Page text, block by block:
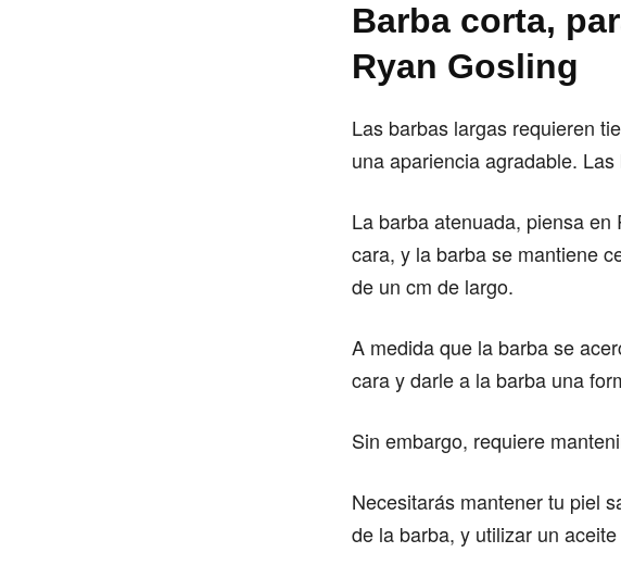
Barba corta,
Ryan Gosling
Las barbas largas requieren
una apariencia agradable.
La barba atenuada, piensa
cara, y la barba se mantiene
de un cm de largo.
A medida que la barba se
cara y darle a la barba una
Sin embargo, requiere
Necesitarás mantener tu piel
de la barba, y utilizar un